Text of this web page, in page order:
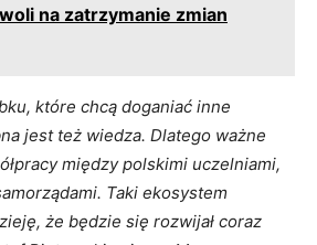
na zatrzymanie zmian
które chcą doganiać inne
jest też wiedza. Dlatego ważne
między polskimi uczelniami,
Taki ekosystem
że będzie się rozwijał coraz